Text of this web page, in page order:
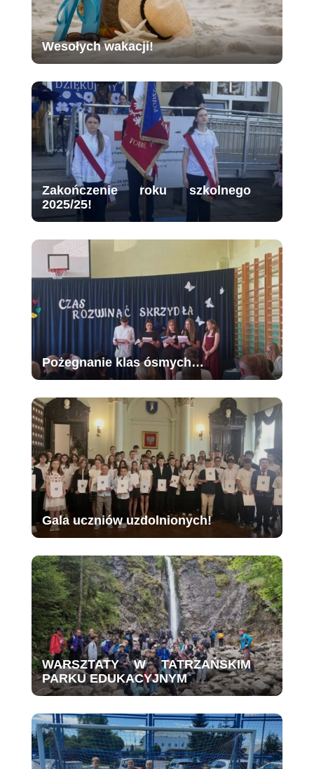
Wesołych wakacji!
Zakończenie roku szkolnego
2025/25!
Pożegnanie klas ósmych…
Gala uczniów uzdolnionych!
WARSZTATY W TATRZAŃSKIM
PARKU EDUKACYJNYM